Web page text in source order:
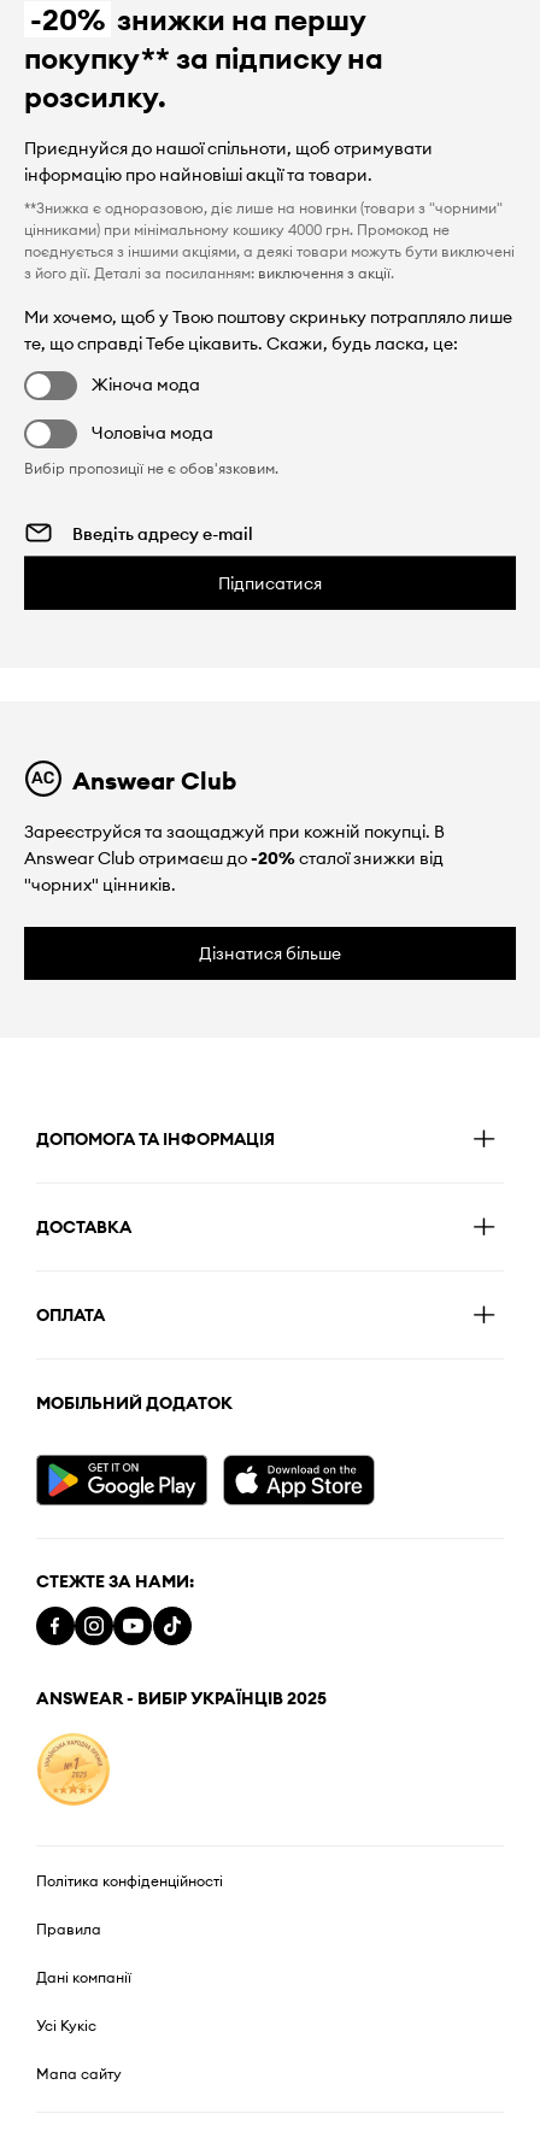
-20% знижки на першу
покупку** за підписку на
розсилку.
Приєднуйся до нашої спільноти, щоб отримувати
інформацію про найновіші акції та товари.
**Знижка є одноразовою, діє лише на новинки (товари з "чорними"
цінниками) при мінімальному кошику 4000 грн. Промокод не
поєднується з іншими акціями, а деякі товари можуть бути виключені
з його дії. Деталі за посиланням: виключення з акції.
Ми хочемо, щоб у Твою поштову скриньку потрапляло лише
те, що справді Тебе цікавить. Скажи, будь ласка, це:
Жіноча мода
Чоловіча мода
Вибір пропозиції не є обов'язковим.
Підписатися
Answear Club
Зареєструйся та заощаджуй при кожній покупці. В
Answear Club отримаєш до-20%сталої знижки від
"чорних" цінників.
Дізнатися більше
ДОПОМОГА ТА ІНФОРМАЦІЯ
ДОСТАВКА
ОПЛАТА
МОБІЛЬНИЙ ДОДАТОК
СТЕЖТЕ ЗА НАМИ:
ANSWEAR - ВИБІР УКРАЇНЦІВ 2025
Політика конфіденційності
Правила
Дані компанії
Усі Кукіс
Мапа сайту